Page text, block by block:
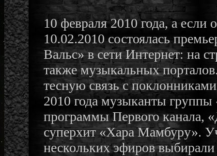
10 февраля 2010 года, а
10.02.2010 состоялась
Вальс» в сети Интернет: на
также музыкальных
тесную связь с
2010 года музыканты группы
программы Первого канала,
суперхит «Хара Мамбуру».
нескольких эфиров